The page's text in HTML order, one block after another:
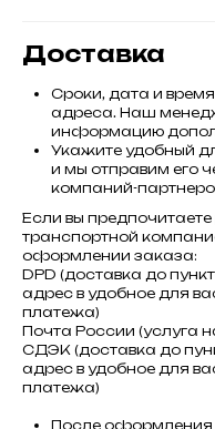
Доставка
Сроки, дата и
адреса. Наш
информацию
Укажите удобный
и мы отправим его
компаний-
Если вы
транспортной
оформлении заказа:
DPD (доставка до
адрес в удобное для
платежа)
Почта России (услуга
СДЭК (доставка до
адрес в удобное для
платежа)
После